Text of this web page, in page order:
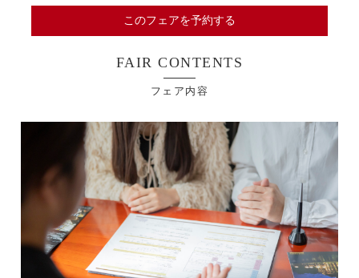
このフェアを予約する
FAIR CONTENTS
フェア内容